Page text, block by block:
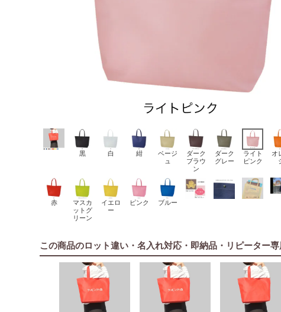
黒 白 紺
ベージ
ュ
ダーク
ブラウ
ン
ダーク
グレー
ライト
ピンク
オ
赤
マスカ
ットグ
リーン
イエロ
ー
ピンク ブルー
この商品のロット違い・名入れ対応・即納品・リピーター